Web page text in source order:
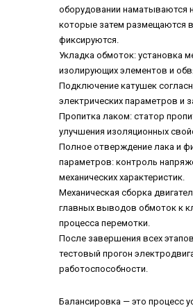
оборудовании наматываются
которые затем размещаются в
фиксируются.
Укладка обмоток: установка
изолирующих элементов и
Подключение катушек
электрических параметров и
Пропитка лаком: статор
улучшения изоляционных
Полное отверждение лака и
параметров: контроль
механических характеристик.
Механическая сборка
главных выводов обмоток к
процесса перемотки.
После завершения всех
тестовый прогон
работоспособности.
Балансировка — это процесс